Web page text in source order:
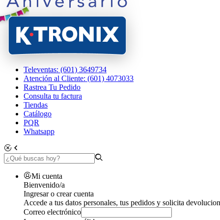
Televentas: (601) 3649734
Atención al Cliente: (601) 4073033
Rastrea Tu Pedido
Consulta tu factura
Tiendas
Catálogo
PQR
Whatsapp
Mi cuenta
Bienvenido/a
Ingresar o crear cuenta
Accede a tus datos personales, tus pedidos y solicita
Correo electrónico